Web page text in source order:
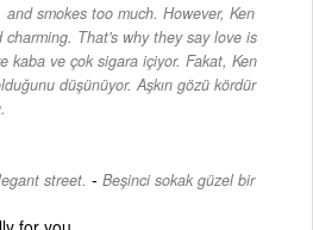
smokes too much. However, Ken
charming. That's why they say love is
kaba ve çok sigara içiyor. Fakat, Ken
düşünüyor. Aşkın gözü kördür
street. - Beşinci sokak güzel bir